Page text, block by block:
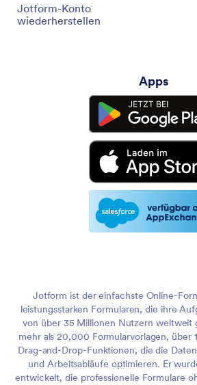
Jotform-Konto
wiederherstellen
Apps
Jotform ist der einfachste Online-
leistungsstarken Formularen, die ihre
von über 35 Millionen Nutzern weltweit
mehr als 20,000 Formularvorlagen, über
Drag-and-Drop-Funktionen, die die
und Arbeitsabläufe optimieren. Er
entwickelt, die professionelle Formulare